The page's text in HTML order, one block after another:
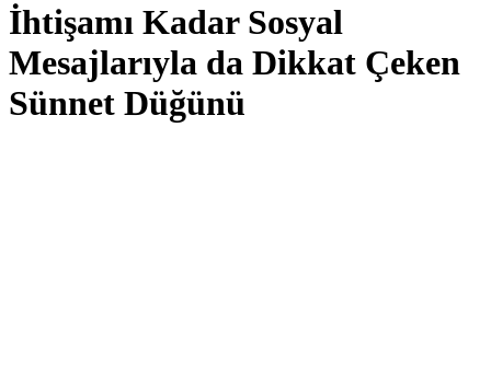
İhtişamı Kadar Sosyal
Mesajlarıyla da Dikkat Çeken
Sünnet Düğünü